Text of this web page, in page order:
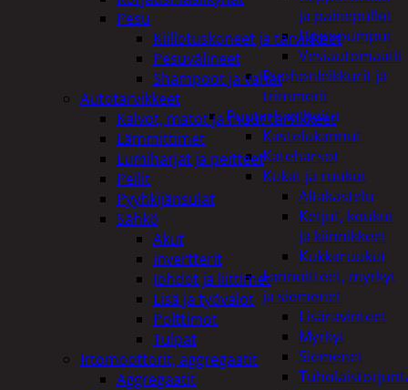
ja painepullot
Uppopumput
Vesiautomaatit
Ruohonleikkurit ja
trimmerit
Puutarhan hoito
Kastelukannut
Kateharsot
Kukat ja ruukut
Altakastelu
Ketjut, koukut
ja kiinnikkeet
Kukkaruukut
Lannoitteet, myrkyt
ja siemenet
Lisäravinteet
Myrkyt
Siemenet
Pesu
Kiillotuskoneet ja tarvikkeet
Pesuvälineet
Shampoot ja vahat
Autotarvikkeet
Kalvot, matot ja muut tarvikkeet
Lämmittimet
Lumiharjat ja peitteet
Peilit
Pyyhkijänsulat
Sähkö
Akut
invertterit
Johdot ja liittimet
Lisä ja työvalot
Polttimot
Tulpat
Irtomoottorit, aggregaatit
Aggregaatit